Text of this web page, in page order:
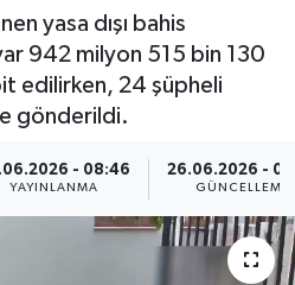
yasa dışı bahis
942 milyon 515 bin 130
edilirken, 24 şüpheli
gönderildi.
- 08:46
YAYINLANMA
26.06.2026 -
GÜNCELLEME